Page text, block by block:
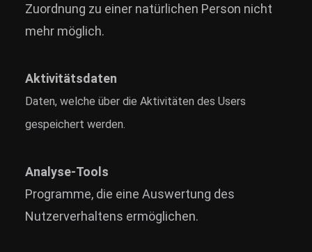
Zuordnung zu einer natürlichen Person nicht
mehr möglich.
Aktivitätsdaten
Daten, welche über die Aktivitäten des Users
gespeichert werden.
Analyse-Tools
Programme, die eine Auswertung des
Nutzerverhaltens ermöglichen.